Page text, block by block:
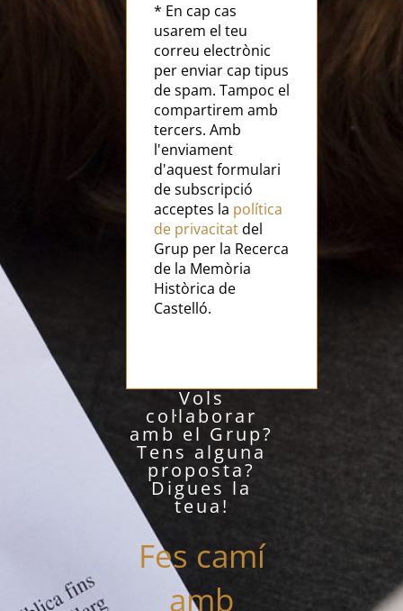
* En cap cas
usarem el teu
correu electrònic
per enviar cap tipus
de spam. Tampoc el
compartirem amb
tercers. Amb
l'enviament
d'aquest formulari
de subscripció
acceptes la política
de privacitatdel
Grup per la Recerca
de la Memòria
Històrica de
Castelló.
Vols
col·laborar
amb el Grup?
Tens alguna
proposta?
Digues la
teua!
Fes camí
amb